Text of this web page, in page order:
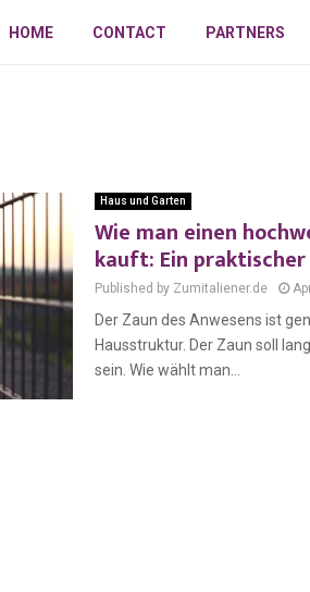
HOME CONTACT PARTNERS
Haus und Garten
Wie man einen
kauft: Ein
Published by Zumitaliener.de
Der Zaun des Anwesens ist
Hausstruktur. Der Zaun soll
sein. Wie wählt man...